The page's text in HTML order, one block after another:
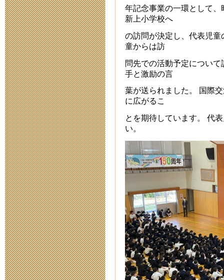
新型コロナウ
校等について
2020年4月13日
本校における
策等について
2020年4月 3日
令和２年度入
2020年3月19日
令和元年度卒
2020年3月12日
新型コロナウ
連絡
年記念事業の一環として
新上小学校へ
の訪問が決定し、代表児
童からは訪
問先での活動予定につい
手と激励の言
葉が送られました。 国際
に広がるこ
とを期待しています。 代
い。